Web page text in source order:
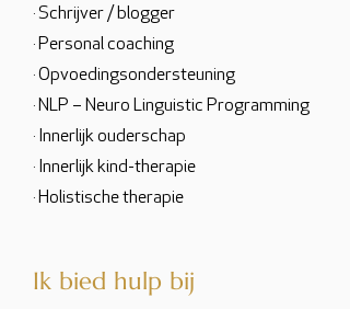
· Schrijver / blogger
· Personal coaching
· Opvoedingsondersteuning
· NLP – Neuro Linguistic Programming
· Innerlijk ouderschap
· Innerlijk kind-therapie
· Holistische therapie
Ik bied hulp bij